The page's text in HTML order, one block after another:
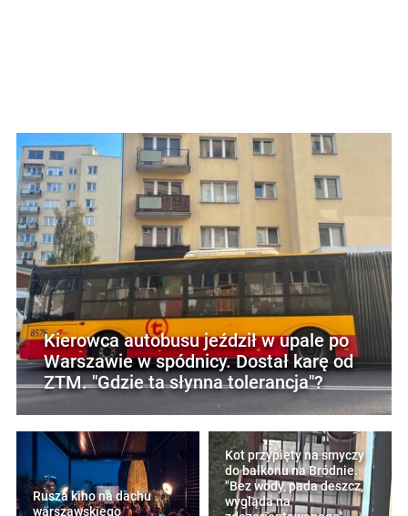
Kierowca autobusu jeździł w upale po
Warszawie w spódnicy. Dostał karę od
ZTM. "Gdzie ta słynna tolerancja"?
Rusza kino na dachu
warszawskiego
Kot przypięty na smyczy
do balkonu na Bródnie.
"Bez wody, pada deszcz,
wygląda na